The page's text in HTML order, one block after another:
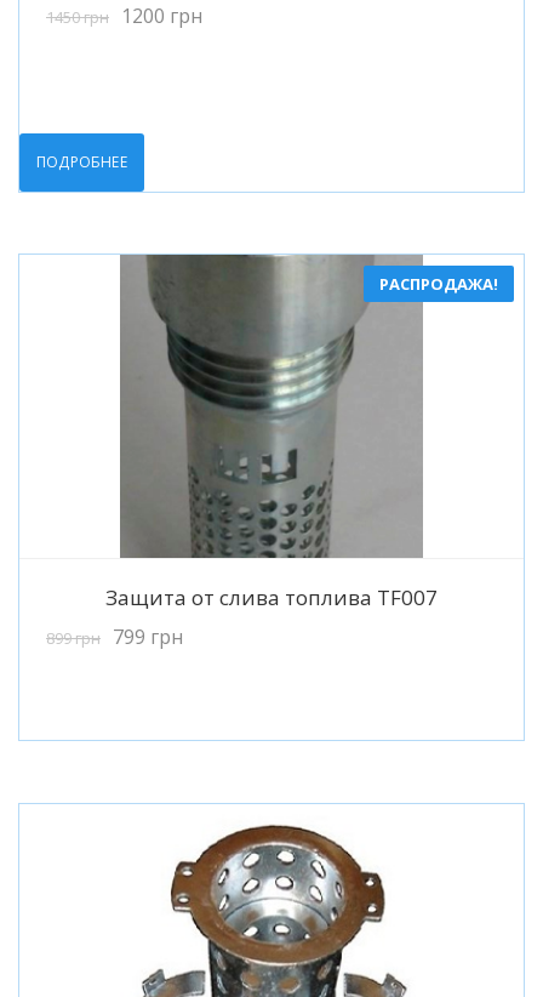
1450грн 1200 грн
ПОДРОБНЕЕ
РАСПРОДАЖА!
Подробнее
Защита от слива топлива TF007
899грн 799 грн